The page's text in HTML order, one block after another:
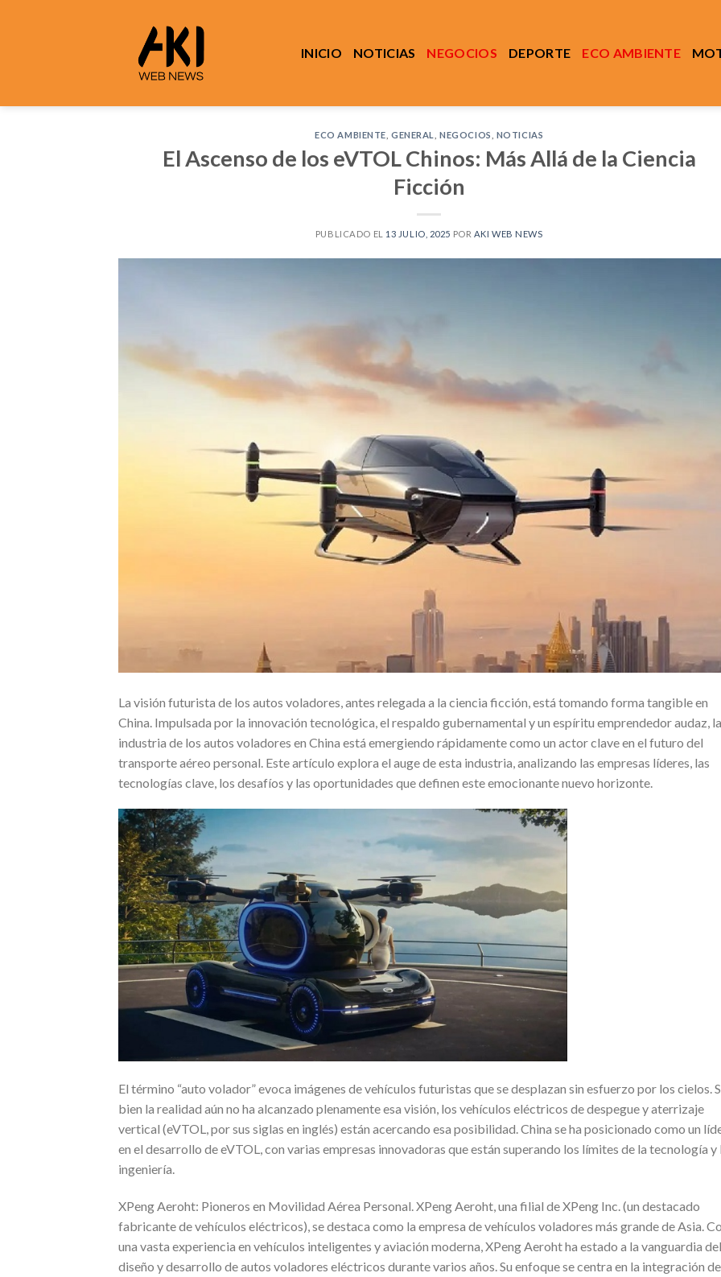
INICIO NOTICIAS NEGOCIOS DEPORTE ECO AMBIENTE
ECO AMBIENTE ,GENERAL ,NEGOCIOS NOTICIAS
El Ascenso de los eVTOL Chinos: Más Allá de la Ciencia
Ficción
PUBLICADO EL 13 JULIO, 2025 POR AKI WEB NEWS
La visión futurista de los autos voladores, antes relegada a la ciencia ficción, está tomando forma tangible en
China. Impulsada por la innovación tecnológica, el respaldo gubernamental y un espíritu emprendedor audaz, la
industria de los autos voladores en China está emergiendo rápidamente como un actor clave en el futuro del
transporte aéreo personal. Este artículo explora el auge de esta industria, analizando las empresas líderes, las
tecnologías clave, los desafíos y las oportunidades que definen este emocionante nuevo horizonte.
El término “auto volador” evoca imágenes de vehículos futuristas que se desplazan sin esfuerzo por los cielos.
bien la realidad aún no ha alcanzado plenamente esa visión, los vehículos eléctricos de despegue y aterrizaje
vertical (eVTOL, por sus siglas en inglés) están acercando esa posibilidad. China se ha posicionado como un
en el desarrollo de eVTOL, con varias empresas innovadoras que están superando los límites de la tecnología y
ingeniería.
XPeng Aeroht: Pioneros en Movilidad Aérea Personal. XPeng Aeroht, una filial de XPeng Inc. (un destacado
fabricante de vehículos eléctricos), se destaca como la empresa de vehículos voladores más grande de Asia.
una vasta experiencia en vehículos inteligentes y aviación moderna, XPeng Aeroht ha estado a la vanguardia del
diseño y desarrollo de autos voladores eléctricos durante varios años. Su enfoque se centra en la integración de